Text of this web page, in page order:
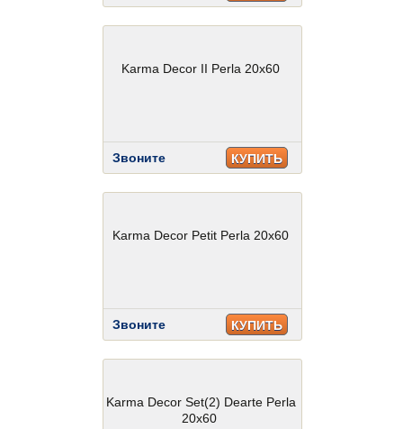
Karma Decor II Perla 20x60
Звоните КУПИТЬ
Karma Decor Petit Perla 20x60
Звоните КУПИТЬ
Karma Decor Set(2) Dearte Perla
20x60